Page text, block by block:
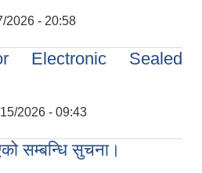
2026 - 20:58
Electronic Sealed
2026 - 09:43
सम्बन्धि सुचना।